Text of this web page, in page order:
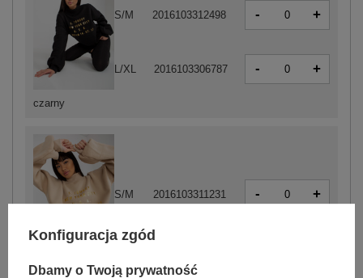
czarny
S/M 2016103312498 - +
L/XL 2016103306787 - +
S/M 2016103311231 - +
Konfiguracja zgód
Dbamy o Twoją prywatność